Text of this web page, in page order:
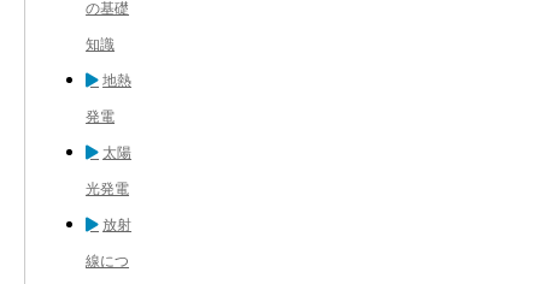
の基礎
知識
地熱
発電
太陽
光発電
放射
線につ